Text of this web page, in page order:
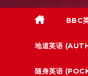
BBC
地道英语
随身英语